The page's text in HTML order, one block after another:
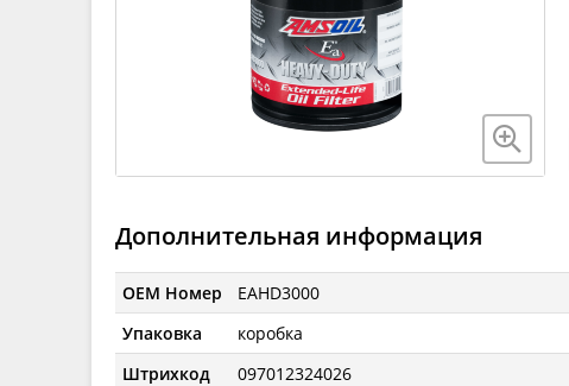
Дополнительная информация
OEM Номер
EAHD3000
Упаковка
коробка
Штрихкод
097012324026